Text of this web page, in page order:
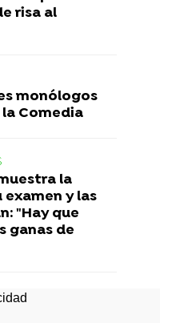
risa al
monólogos
la Comedia
la
examen y las
"Hay que
ganas de